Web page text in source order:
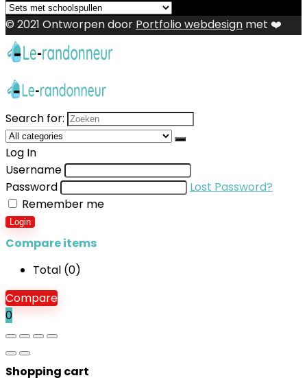
© 2021 Ontworpen door Portfolio webdesign met ❤️
Search for:
Log In
Username
Password
Lost Password?
Remember me
Login
Compare items
Total (0)
Compare
0
Shopping cart